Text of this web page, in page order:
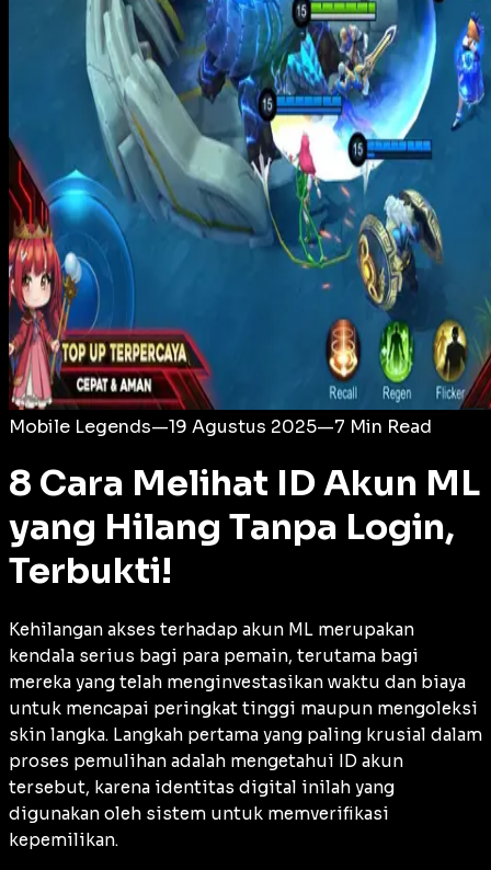
Login
Mobile Legends—19 Agustus 2025—7 Min Read
8 Cara Melihat ID Akun ML
yang Hilang Tanpa Login,
Terbukti!
Kehilangan akses terhadap akun ML merupakan
kendala serius bagi para pemain, terutama bagi
mereka yang telah menginvestasikan waktu dan biaya
untuk mencapai peringkat tinggi maupun mengoleksi
skin langka. Langkah pertama yang paling krusial dalam
proses pemulihan adalah mengetahui ID akun
tersebut, karena identitas digital inilah yang
digunakan oleh sistem untuk memverifikasi
kepemilikan.